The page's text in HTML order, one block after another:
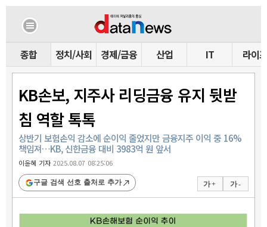
종합 정치/사회 경제/금융 산업 IT 라이프
KB손보, 지주사 리딩금융 유지 뒷받
침 역할 톡톡
상반기 보험손익 감소에 순이익 줄었지만 금융지주 이익 중 16%
책임져…KB, 신한금융 대비 3983억 원 앞서
이윤혜 기자2025.08.07 08:25:06
가 + 가 -
구글 검색 선호 출처로 추가